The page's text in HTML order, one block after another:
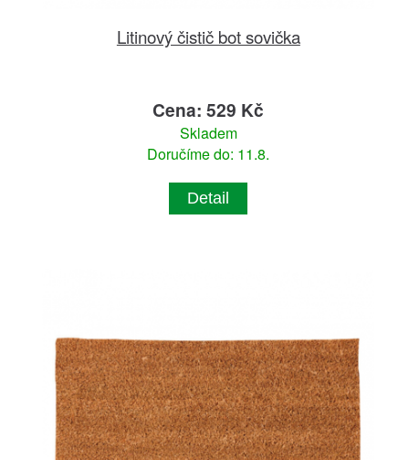
Litinový čistič bot sovička
Cena: 529 Kč
Skladem
Doručíme do: 11.8.
Detail